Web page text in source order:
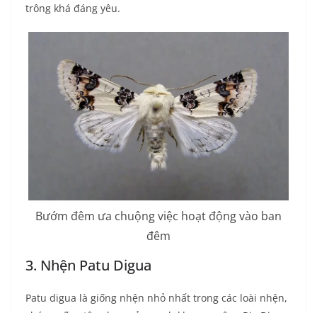
trông khá đáng yêu.
Bướm đêm ưa chuộng việc hoạt động vào ban
đêm
3. Nhện Patu Digua
Patu digua là giống nhện nhỏ nhất trong các loài nhện,